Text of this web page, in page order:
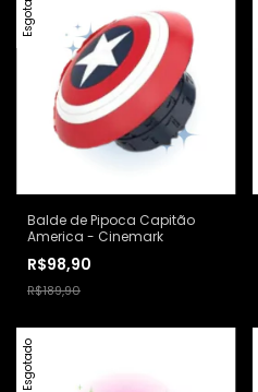
Esgotado
Balde de Pipoca Capitão
America - Cinemark
R$98,90
R$189,90
Esgotado